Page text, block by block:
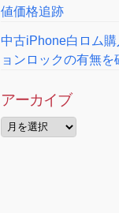
値価格追跡
中古iPhone白ロム
ョンロックの有無
アーカイブ